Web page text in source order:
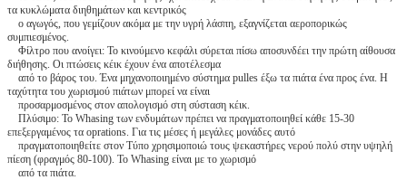
τα κυκλώματα διηθημάτων και κεντρικός
ο αγωγός, που γεμίζουν ακόμα με την υγρή λάσπη, εξαγνίζεται αεροπορικώς
συμπιεσμένος.
Φίλτρο που ανοίγει: Το κινούμενο κεφάλι σύρεται πίσω αποσυνδέει την πρώτη αίθουσα
διήθησης. Οι πτώσεις κέικ έχουν ένα αποτέλεσμα
από το βάρος του. Ένα μηχανοποιημένο σύστημα pulles έξω τα πιάτα ένα προς ένα. Η
ταχύτητα του χωρισμού πιάτων μπορεί να είναι
προσαρμοσμένος στον απολογισμό στη σύσταση κέικ.
Πλύσιμο: Το Whasing των ενδυμάτων πρέπει να πραγματοποιηθεί κάθε 15-30
επεξεργαμένος τα oprations. Για τις μέσες ή μεγάλες μονάδες αυτό
πραγματοποιηθείτε στον Τύπο χρησιμοποιώ τους ψεκαστήρες νερού πολύ στην υψηλή
πίεση (φραγμός 80-100). Το Whasing είναι με το χωρισμό
από τα πιάτα.